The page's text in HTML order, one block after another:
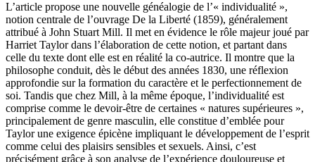
L’article propose une nouvelle généalogie de l’« individualité »,
notion centrale de l’ouvrage De la Liberté (1859), généralement
attribué à John Stuart Mill. Il met en évidence le rôle majeur joué par
Harriet Taylor dans l’élaboration de cette notion, et partant dans
celle du texte dont elle est en réalité la co-autrice. Il montre que la
philosophe conduit, dès le début des années 1830, une réflexion
approfondie sur la formation du caractère et le perfectionnement de
soi. Tandis que chez Mill, à la même époque, l’individualité est
comprise comme le devoir-être de certaines « natures supérieures »,
principalement de genre masculin, elle constitue d’emblée pour
Taylor une exigence épicène impliquant le développement de l’esprit
comme celui des plaisirs sensibles et sexuels. Ainsi, c’est
précisément grâce à son analyse de l’expérience douloureuse et